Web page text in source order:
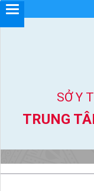
SỞ Y
TRUNG